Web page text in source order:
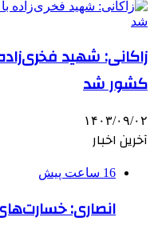
زاکانی: شهید
کشور شد
۱۴۰۳/۰۹/۰۲
آخرین اخبار
16 ساعت پیش
انصاری: